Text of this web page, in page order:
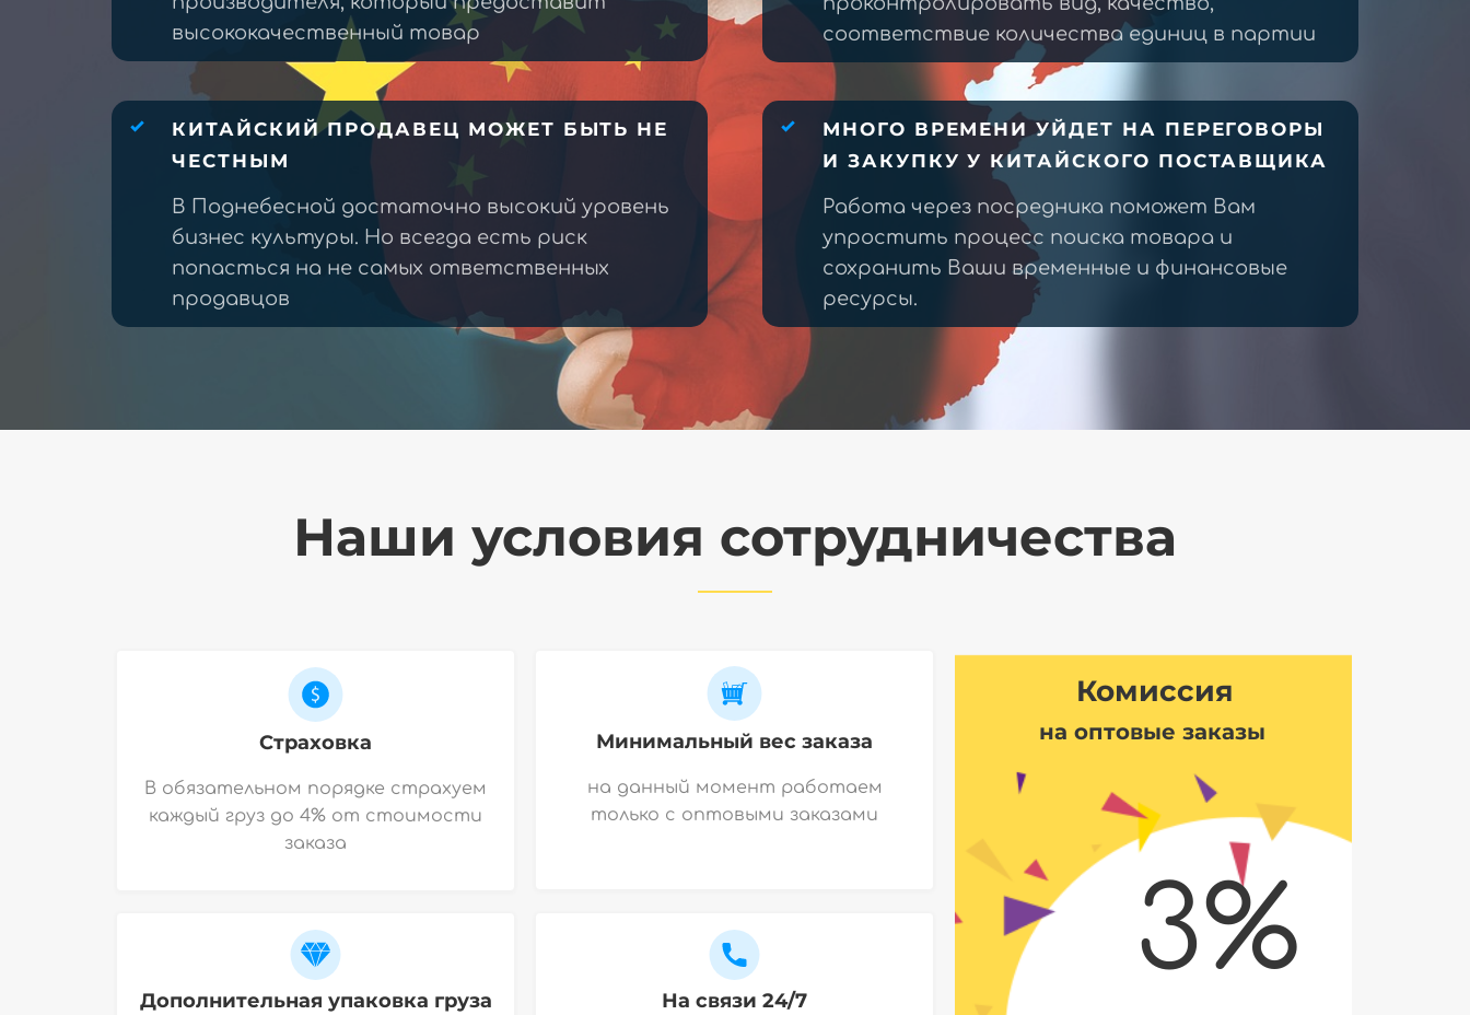
высококачественный товар
соответствие количества единиц в партии
КИТАЙСКИЙ ПРОДАВЕЦ МОЖЕТ БЫТЬ НЕ
ЧЕСТНЫМ
В Поднебесной достаточно высокий уровень
бизнес культуры. Но всегда есть риск
попасться на не самых ответственных
продавцов
МНОГО ВРЕМЕНИ УЙДЕТ НА ПЕРЕГОВОРЫ
И ЗАКУПКУ У КИТАЙСКОГО ПОСТАВЩИКА
Работа через посредника поможет Вам
упростить процесс поиска товара и
сохранить Ваши временные и финансовые
ресурсы.
Наши условия сотрудничества
Страховка
В обязательном порядке страхуем
каждый груз до 4% от стоимости
заказа
Дополнительная упаковка груза
Минимальный вес заказа
на данный момент работаем
только с оптовыми заказами
На связи 24/7
Комиссия
на оптовые заказы
3%